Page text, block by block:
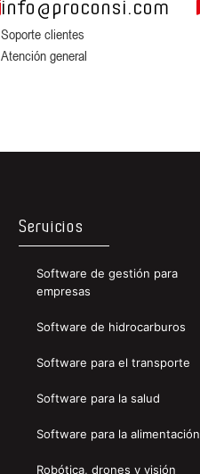
info@proconsi.com
Soporte clientes
Atención general
Servicios
Software de gestión para
empresas
Software de hidrocarburos
Software para el transporte
Software para la salud
Software para la alimentación
Robótica, drones y visión